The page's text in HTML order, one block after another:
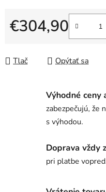
€304,90
Tlač Opýtať sa
Výhodné ceny
zabezpečujú, že
s výhodou.
Doprava vždy
pri platbe